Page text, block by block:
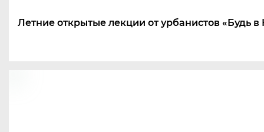
Летние открытые лекции от урбанистов «Будь